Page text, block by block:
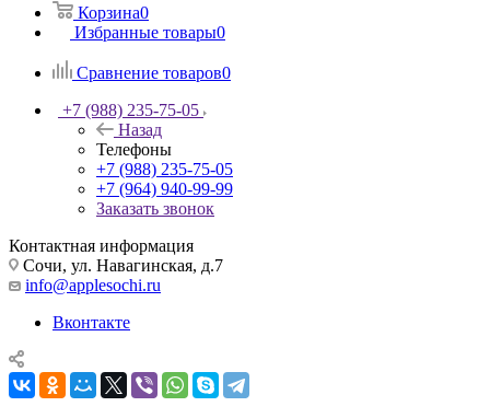
Корзина0
Избранные товары0
Сравнение товаров0
+7 (988) 235-75-05
Назад
Телефоны
+7 (988) 235-75-05
+7 (964) 940-99-99
Заказать звонок
Контактная информация
Сочи, ул. Навагинская, д.7
info@applesochi.ru
Вконтакте